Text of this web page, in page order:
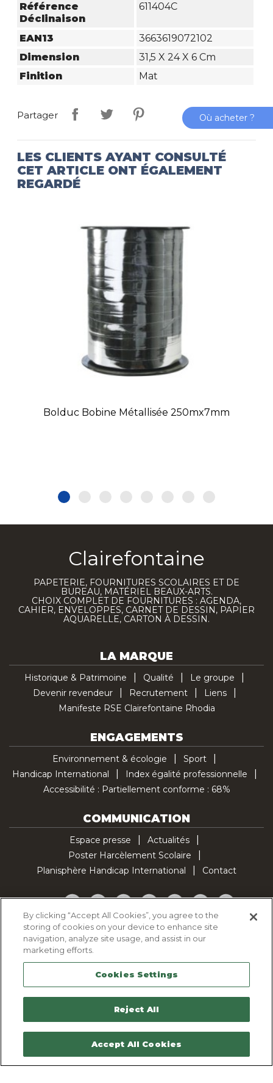
Référence
Déclinaison
611404C
EAN13
3663619072102
Dimension
31,5 X 24 X 6 Cm
Finition
Mat
Partager
LES CLIENTS AYANT CONSULTÉ
CET ARTICLE ONT ÉGALEMENT
REGARDÉ
Bolduc Bobine Métallisée 250mx7mm
Clairefontaine
PAPETERIE, FOURNITURES SCOLAIRES ET DE
BUREAU, MATÉRIEL BEAUX-ARTS.
CHOIX COMPLET DE FOURNITURES : AGENDA,
CAHIER, ENVELOPPES, CARNET DE DESSIN, PAPIER
AQUARELLE, CARTON À DESSIN.
LA MARQUE
Historique & Patrimoine Qualité
Le groupe
Devenir revendeur
Recrutement
Liens
Manifeste RSE Clairefontaine Rhodia
ENGAGEMENTS
Environnement & écologie
Sport
Handicap International
Index égalité professionnelle
Accessibilité : Partiellement conforme : 68%
COMMUNICATION
Espace presse
Actualités
Poster Harcèlement Scolaire
Planisphère Handicap International
Contact
Facebook
TwitterYouTubePinterestInstagramLinkedInTikTok
Politique d'utilisation des cookies
Politique de confidentialité
Mentions légales
Plan du site
Contactez-nous
Où acheter ?
By clicking “Accept All Cookies”, you agree to the
storing of cookies on your device to enhance site
navigation, analyze site usage, and assist in our
marketing efforts.
Cookies Settings
Reject All
Accept All Cookies